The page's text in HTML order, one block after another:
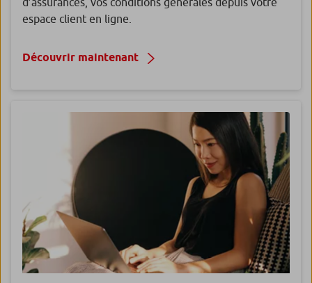
espace client en ligne.
Découvrir maintenant